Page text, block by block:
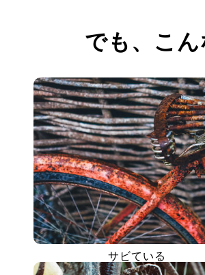
でも、 こ
サビている